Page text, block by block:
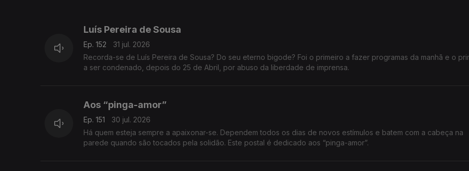
Luís Pereira de Sousa
Ep. 152
31 jul. 2026
Recorda-se de Luís Pereira de Sousa? Do seu eterno bigode? Foi o primeiro a fazer programas da manhã e o
a ser condenado, depois do 25 de Abril, por abuso da liberdade de imprensa.
Aos “pinga-amor”
Ep. 151
30 jul. 2026
Há quem esteja sempre a apaixonar-se. Dependem todos os dias de novos estímulos e batem com a cabeça na
parede quando são tocados pela solidão. Este postal é dedicado aos “pinga-amor”.